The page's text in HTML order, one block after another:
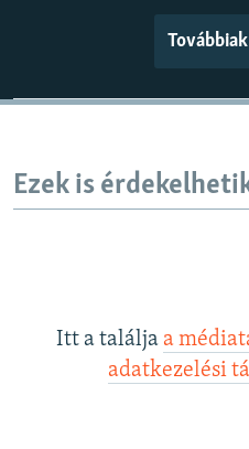
Ezek is
Itt a találja a
adatkezelési